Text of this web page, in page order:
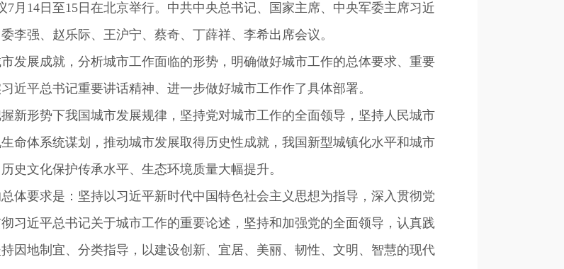
14日至15日在北京举行。中共中央总书记、国家主席、中央军委主席习近
李强、赵乐际、王沪宁、蔡奇、丁薛祥、李希出席会议。
展成就，分析城市工作面临的形势，明确做好城市工作的总体要求、重要
近平总书记重要讲话精神、进一步做好城市工作作了具体部署。
形势下我国城市发展规律，坚持党对城市工作的全面领导，坚持人民城市
命体系统谋划，推动城市发展取得历史性成就，我国新型城镇化水平和城市
史文化保护传承水平、生态环境质量大幅提升。
要求是：坚持以习近平新时代中国特色社会主义思想为指导，深入贯彻党
习近平总书记关于城市工作的重要论述，坚持和加强党的全面领导，认真践
因地制宜、分类指导，以建设创新、宜居、美丽、韧性、文明、智慧的现代